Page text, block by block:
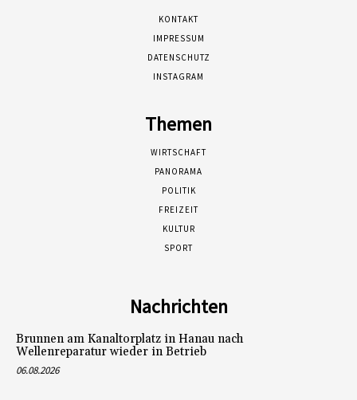
KONTAKT
IMPRESSUM
DATENSCHUTZ
INSTAGRAM
Themen
WIRTSCHAFT
PANORAMA
POLITIK
FREIZEIT
KULTUR
SPORT
Nachrichten
Brunnen am Kanaltorplatz in Hanau nach
Wellenreparatur wieder in Betrieb
06.08.2026